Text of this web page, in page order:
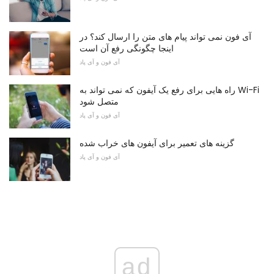
آی فون نمی تواند پیام های متن را ارسال کند؟ در
اینجا چگونگی رفع آن است
آی فون و آی پاد
راه هایی برای رفع یک آیفون که نمی تواند به Wi-Fi
متصل شود
آی فون و آی پاد
گزینه های تعمیر برای آیفون های خراب شده
آی فون و آی پاد
ad